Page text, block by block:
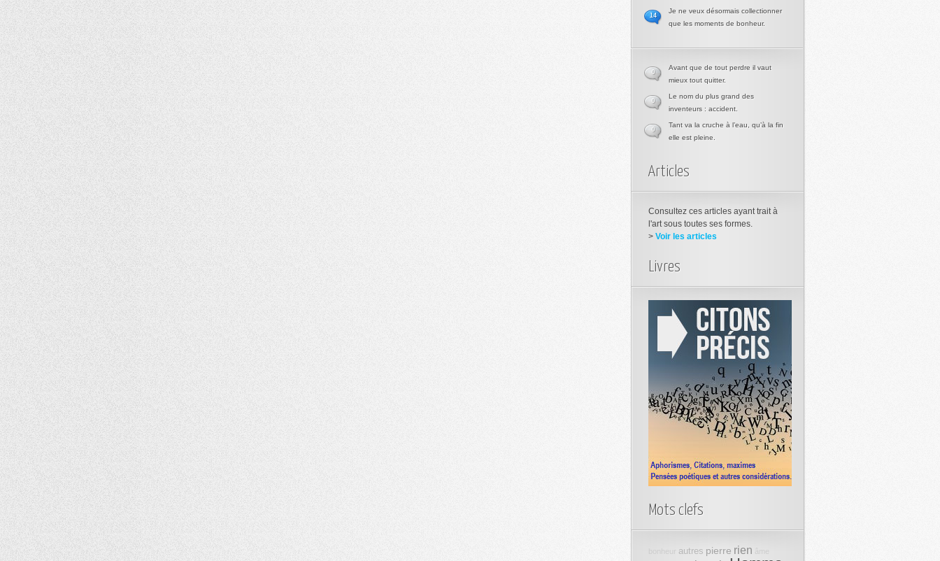
Je ne veux désormais collectionner
que les moments de bonheur.
14
Avant que de tout perdre il vaut
mieux tout quitter.
0
Le nom du plus grand des
inventeurs : accident.
0
Tant va la cruche à l’eau, qu’à la fin
elle est pleine.
0
Articles
Consultez ces articles ayant trait à
l'art sous toutes ses formes.
> Voir les articles
Livres
Mots clefs
autres pierre rien